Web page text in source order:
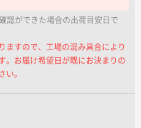
認ができた場合の出荷目安日で
ますので、工場の混み具合により
。お届け希望日が既にお決まりの
い。